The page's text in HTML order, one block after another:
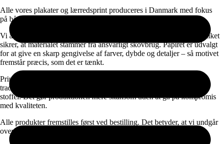
Alle vores plakater og lærredsprint produceres i Danmark med fokus
på både kvalitet og ansvarlig produktion.
Vi anvender FSC-certificeret papir fra europæiske leverandører, hvilket
sikrer, at materialet stammer fra ansvarligt skovbrug. Papiret er udvalgt
for at give en skarp gengivelse af farver, dybde og detaljer – så motivet
fremstår præcis, som det er tænkt.
Printet udføres med vandbaseret latex-teknologi, som er fri for
traditionelle opløsningsmidler og har et lavt indhold af skadelige
stoffer. Det gør produktionen mere skånsom uden at gå på kompromis
med kvaliteten.
Alle produkter fremstilles først ved bestilling. Det betyder, at vi undgår
overproduktion og kun producerer det, der rent faktisk bliver brugt.